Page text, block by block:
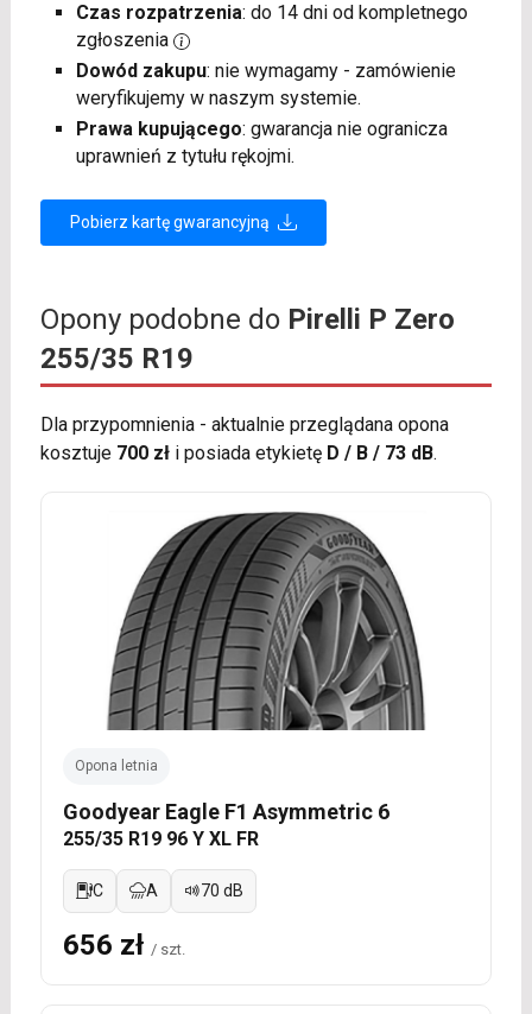
Czas rozpatrzenia: do 14 dni od kompletnego
zgłoszenia
Dowód zakupu: nie wymagamy - zamówienie
weryfikujemy w naszym systemie.
Prawa kupującego: gwarancja nie ogranicza
uprawnień z tytułu rękojmi.
Pobierz kartę gwarancyjną
Opony podobne do Pirelli P Zero
255/35 R19
Dla przypomnienia - aktualnie przeglądana opona
kosztuje 700 złi posiada etykietę D / B / 73 dB.
Opona letnia
Goodyear Eagle F1 Asymmetric 6
255/35 R19 96 Y XL FR
C A 70 dB
656 zł / szt.